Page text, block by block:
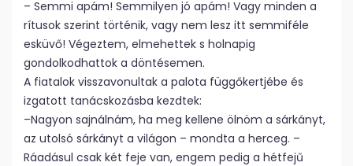
– Semmi apám! Semmilyen jó apám! Vagy minden a
rítusok szerint történik, vagy nem lesz itt semmiféle
esküvő! Végeztem, elmehettek s holnapig
gondolkodhattok a döntésemen.
A fiatalok visszavonultak a palota függőkertjébe és
izgatott tanácskozásba kezdtek:
–Nagyon sajnálnám, ha meg kellene ölnöm a sárkányt,
az utolsó sárkányt a világon – mondta a herceg. –
Ráadásul csak két feje van, engem pedig a hétfejű